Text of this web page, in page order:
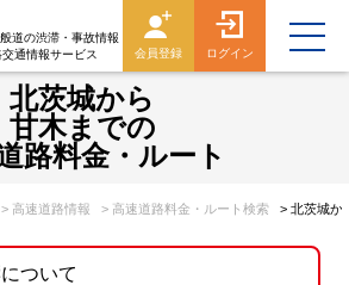
道の渋滞・事故情報
通情報サービス
会員登録 ログイン
北茨城から
甘木までの
路料金・ルート
> 高速道路情報 > 高速道路料金・ルート検索 > 北茨城か
ついて